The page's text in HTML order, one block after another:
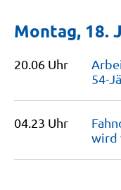
Montag, 18.
20.06 Uhr
54-
04.23 Uhr
wird